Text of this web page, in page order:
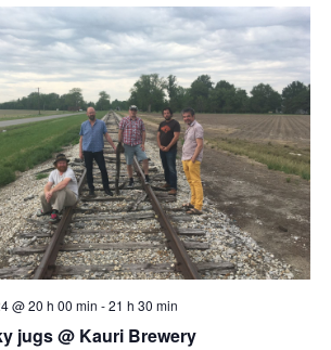
@ 20 h 00 min -21 h 30 min
jugs @ Kauri Brewery